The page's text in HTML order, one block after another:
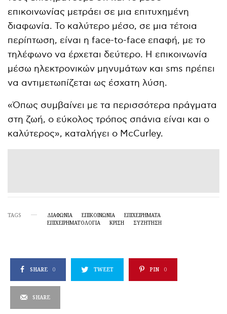
επικοινωνίας μετράει σε μια επιτυχημένη
διαφωνία. Το καλύτερο μέσο, σε μια τέτοια
περίπτωση, είναι η face-to-face επαφή, με το
τηλέφωνο να έρχεται δεύτερο. Η επικοινωνία
μέσω ηλεκτρονικών μηνυμάτων και sms πρέπει
να αντιμετωπίζεται ως έσχατη λύση.
«Όπως συμβαίνει με τα περισσότερα πράγματα
στη ζωή, ο εύκολος τρόπος σπάνια είναι και ο
καλύτερος», καταλήγει ο McCurley.
TAGS ΔΙΑΦΩΝΊΑ ΕΠΙΚΟΙΝΩΝΙΑ
ΕΠΙΧΕΙΡΉΜΑΤΑ
ΕΠΙΧΕΙΡΗΜΑΤΟΛΟΓΊΑ
ΚΡΙΣΗ ΣΥΖΗΤΗΣΗ
SHARE 0 TWEET PIN 0
SHARE